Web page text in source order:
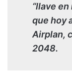
“llave
que hoy
Airplan,
2048.